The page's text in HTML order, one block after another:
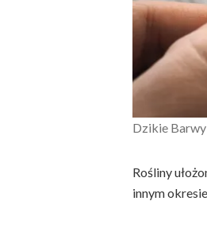
Dzikie
Rośliny
innym